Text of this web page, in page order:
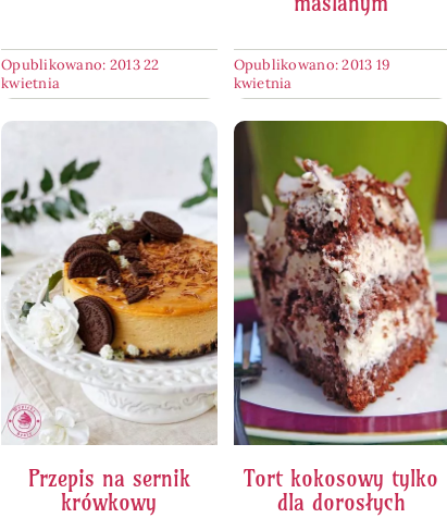
Opublikowano: 2013 22
kwietnia
Opublikowano: 2013 19
kwietnia
Przepis na sernik
krówkowy
Tort kokosowy tylko
dla dorosłych